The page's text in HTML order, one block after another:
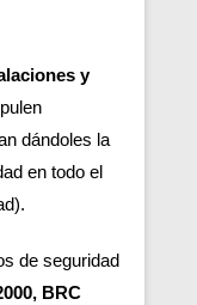
y
dándoles la
en todo el
de seguridad
BRC